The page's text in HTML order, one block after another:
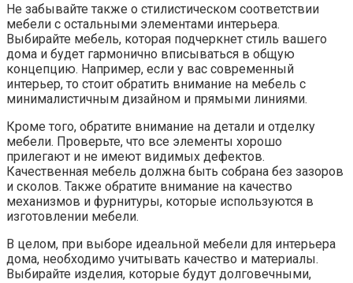
Не забывайте также о стилистическом соответствии
мебели с остальными элементами интерьера.
Выбирайте мебель, которая подчеркнет стиль вашего
дома и будет гармонично вписываться в общую
концепцию. Например, если у вас современный
интерьер, то стоит обратить внимание на мебель с
минималистичным дизайном и прямыми линиями.
Кроме того, обратите внимание на детали и отделку
мебели. Проверьте, что все элементы хорошо
прилегают и не имеют видимых дефектов.
Качественная мебель должна быть собрана без зазоров
и сколов. Также обратите внимание на качество
механизмов и фурнитуры, которые используются в
изготовлении мебели.
В целом, при выборе идеальной мебели для интерьера
дома, необходимо учитывать качество и материалы.
Выбирайте изделия, которые будут долговечными,